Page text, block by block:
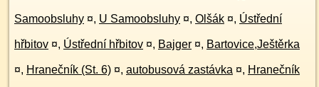
Samoobsluhy ¤, U Samoobsluhy ¤, Olšák ¤, Ústřední
hřbitov ¤, Ústřední hřbitov ¤, Bajger ¤, Bartovice,Ještěrka
¤, Hranečník (St. 6) ¤, autobusová zastávka ¤, Hranečník